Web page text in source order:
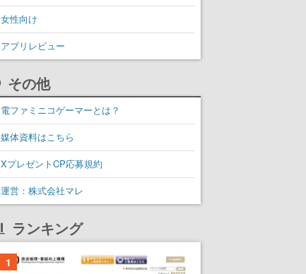
女性向け
アプリレビュー
その他
電ファミニコゲーマーとは？
媒体資料はこちら
XプレゼントCP応募規約
運営：株式会社マレ
ランキング
1